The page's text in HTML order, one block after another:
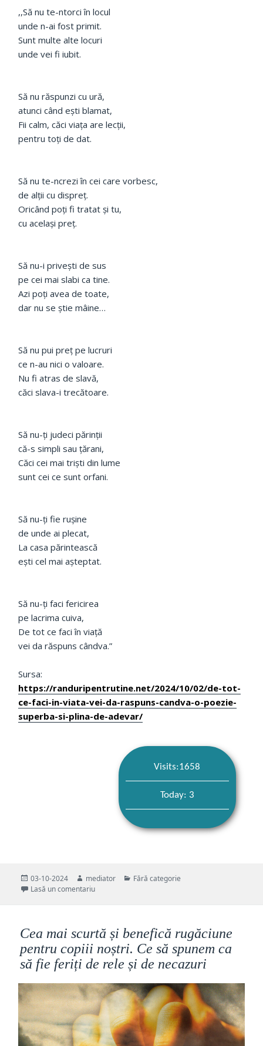
,,Să nu te-ntorci în locul
unde n-ai fost primit.
Sunt multe alte locuri
unde vei fi iubit.
Să nu răspunzi cu ură,
atunci când eşti blamat,
Fii calm, căci viaţa are lecții,
pentru toţi de dat.
Să nu te-ncrezi în cei care vorbesc,
de alții cu dispreţ.
Oricând poţi fi tratat şi tu,
cu acelaşi preţ.
Să nu-i privești de sus
pe cei mai slabi ca tine.
Azi poți avea de toate,
dar nu se ştie mâine…
Să nu pui preţ pe lucruri
ce n-au nici o valoare.
Nu fi atras de slavă,
căci slava-i trecătoare.
Să nu-ți judeci părinţii
că-s simpli sau ţărani,
Căci cei mai trişti din lume
sunt cei ce sunt orfani.
Să nu-ţi fie ruşine
de unde ai plecat,
La casa părintească
eşti cel mai aşteptat.
Să nu-ţi faci fericirea
pe lacrima cuiva,
De tot ce faci în viață
vei da răspuns cândva.”
Sursa:
https://randuripentrutine.net/2024/10/02/de-tot-
ce-faci-in-viata-vei-da-raspuns-candva-o-poezie-
superba-si-plina-de-adevar/
Visits:1658
Today: 3
Publicat
pe
03-10-2024 Autor
mediator Categorii
Fără categorie
Lasă un comentariula „De tot ce faci în viață vei da răspuns cândva…”
Cea mai scurtă și benefică rugăciune
pentru copiii noștri. Ce să spunem ca
să fie feriți de rele și de necazuri